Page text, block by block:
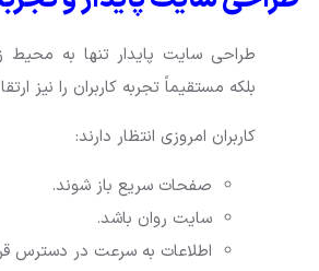
طراحی سایت پایدار تنها به
بلکه مستقیماً تجربه کاربران را نیز
کاربران امروزی انتظار دارند:
صفحات سریع باز شوند.
سایت روان باشد.
اطلاعات به سرعت در دسترس